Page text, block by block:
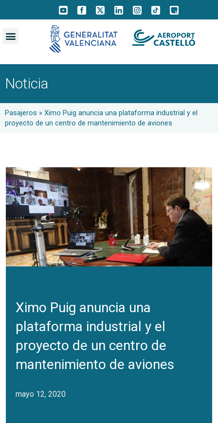
Noticia
Pasajeros » Ximo Puig anuncia una plataforma industrial y el
proyecto de un centro de mantenimiento de aviones
Ximo Puig anuncia una
plataforma industrial y el
proyecto de un centro de
mantenimiento de aviones
mayo 12, 2020